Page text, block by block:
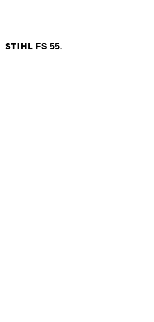
STIHL FS 55.